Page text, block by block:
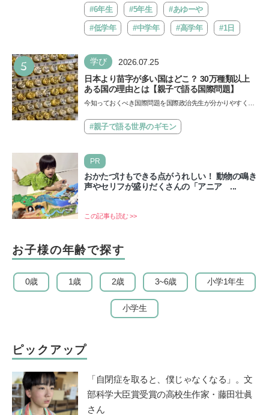
#6年生 #5年生 #あゆーや
#低学年 #中学年 #高学年 #1日
5 学び 2026.07.25
日本より苗字が多い国はどこ？ 30万種類以上
ある国の理由とは【親子で語る国際問題】
今知っておくべき国際問題を国際政治先生が分かりやすく解
類…#親子で語る世界のギモン
PR
おかたづけもできる点がうれしい！ 動物の鳴き
声やセリフが盛りだくさんの「アニア ...
この記事も読む >>
お子様の年齢で探す
0歳 1歳 2歳 3~6歳 小学1年生
小学生
ピックアップ
「自閉症を取ると、僕じゃなくなる」。文
部科学大臣賞受賞の高校生作家・藤田壮眞
さん